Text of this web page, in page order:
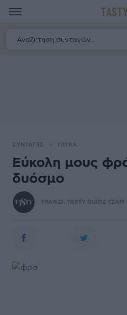
ΣΥΝΤΑΓΕΣ ΓΛΥΚΑ
Εύκολη μους
δυόσμο
ΓΡΑΦΕΙ: TASTY GUIDE TEAM
© iStock.com